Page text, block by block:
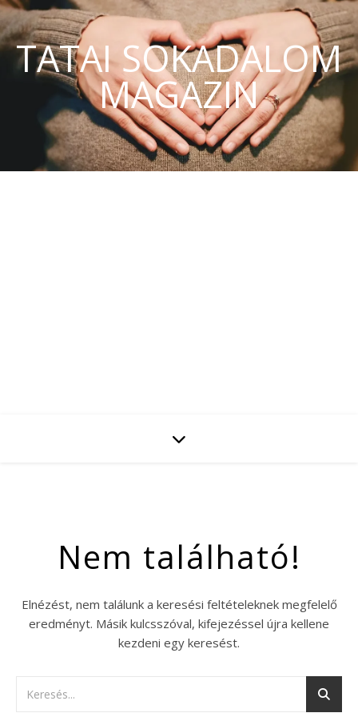
TATAI SOKADALOM
MAGAZIN
Nem található!
Elnézést, nem találunk a keresési feltételeknek megfelelő
eredményt. Másik kulcsszóval, kifejezéssel újra kellene
kezdeni egy keresést.